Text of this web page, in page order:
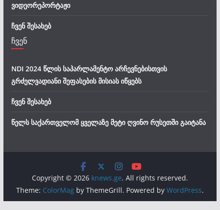
ვიდეორეპორტაჟი
ჩვენ შესახებ
ჩვენ
NDI 2024 წლის საპარლამენტო არჩევნებისთვის
გრძელვადიანი შეფასების მისიას იწყებს
ჩვენ შესახებ
წელს საქართველომ ყველაზე მეტი ღვინო რუსეთში გაიტანა
Copyright © 2026 knews.ge. All rights reserved.
Theme: ColorMagby ThemeGrill. Powered by WordPress.